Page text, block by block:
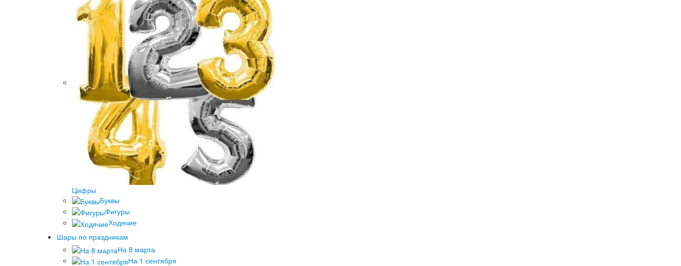
Цифры
Буквы
Фигуры
Ходячие
Шары по праздникам
На 8 марта
На 1 сентября